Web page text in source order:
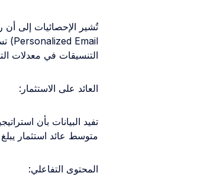
التنسيقات في معدلات
العائد على الاستثمار:
تفيد البيانات بأن
متوسط عائد استثمار يبلغ 740%، وهو الأعلى بين جميع استراتيجيات المحتوى.
المحتوى التفاعلي: